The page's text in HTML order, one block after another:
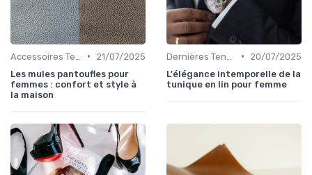
•
21/07/2025
Les mules pantoufles pour
femmes : confort et style à
la maison
•
20/07/2025
L'élégance intemporelle de la
tunique en lin pour femme